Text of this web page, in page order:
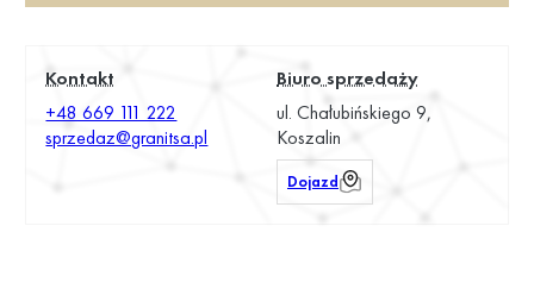
Kontakt
+48 669 111 222
sprzedaz@granitsa.pl
Biuro sprzedaży
ul. Chałubińskiego 9,
Koszalin
Dojazd